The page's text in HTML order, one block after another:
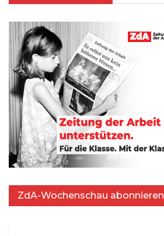
ZdA-Wochenschau abonnieren